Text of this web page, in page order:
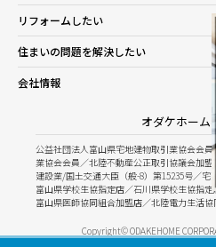
リフォームしたい
住まいの問題を解決したい
会社情報
オダケホーム
公益社団法人富山県宅地建物取引業協会会員
業協会会員／北陸不動産公正取引協議会加盟
建設業/国土交通大臣（般-8）第15235号／
富山県学校生協指定店／石川県学校生協指定
富山県医師協同組合加盟店／北陸電力生活
Copyright© ODAKEHOME